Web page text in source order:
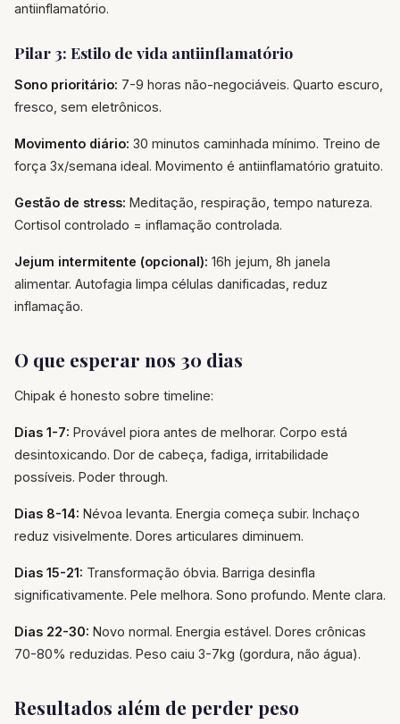
antiinflamatório.
Pilar 3: Estilo de vida antiinflamatório
Sono prioritário: 7-9 horas não-negociáveis. Quarto escuro,
fresco, sem eletrônicos.
Movimento diário: 30 minutos caminhada mínimo. Treino de
força 3x/semana ideal. Movimento é antiinflamatório gratuito.
Gestão de stress: Meditação, respiração, tempo natureza.
Cortisol controlado = inflamação controlada.
Jejum intermitente (opcional): 16h jejum, 8h janela
alimentar. Autofagia limpa células danificadas, reduz
inflamação.
O que esperar nos 30 dias
Chipak é honesto sobre timeline:
Dias 1-7: Provável piora antes de melhorar. Corpo está
desintoxicando. Dor de cabeça, fadiga, irritabilidade
possíveis. Poder through.
Dias 8-14: Névoa levanta. Energia começa subir. Inchaço
reduz visivelmente. Dores articulares diminuem.
Dias 15-21: Transformação óbvia. Barriga desinfla
significativamente. Pele melhora. Sono profundo. Mente clara.
Dias 22-30: Novo normal. Energia estável. Dores crônicas
70-80% reduzidas. Peso caiu 3-7kg (gordura, não água).
Resultados além de perder peso